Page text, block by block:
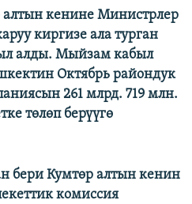
кенине Министрлер
киргизе ала турган
алды. Мыйзам кабыл
Октябрь райондук
261 млрд. 719 млн.
төлөп берүүгө
бери Кумтөр алтын кенин
комиссия